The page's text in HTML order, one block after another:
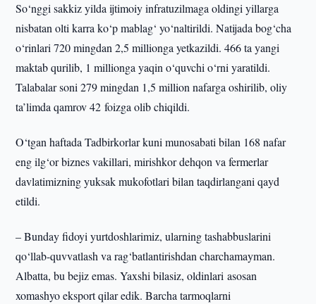
So‘nggi sakkiz yilda ijtimoiy infratuzilmaga oldingi yillarga
nisbatan olti karra ko‘p mablag‘ yo‘naltirildi. Natijada bog‘cha
o‘rinlari 720 mingdan 2,5 millionga yetkazildi. 466 ta yangi
maktab qurilib, 1 millionga yaqin o‘quvchi o‘rni yaratildi.
Talabalar soni 279 mingdan 1,5 million nafarga oshirilib, oliy
ta’limda qamrov 42 foizga olib chiqildi.
O‘tgan haftada Tadbirkorlar kuni munosabati bilan 168 nafar
eng ilg‘or biznes vakillari, mirishkor dehqon va fermerlar
davlatimizning yuksak mukofotlari bilan taqdirlangani qayd
etildi.
– Bunday fidoyi yurtdoshlarimiz, ularning tashabbuslarini
qo‘llab-quvvatlash va rag‘batlantirishdan charchamayman.
Albatta, bu bejiz emas. Yaxshi bilasiz, oldinlari asosan
xomashyo eksport qilar edik. Barcha tarmoqlarni